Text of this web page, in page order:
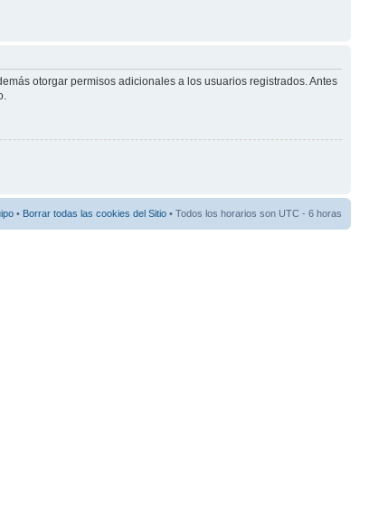
otorgar permisos adicionales a los usuarios registrados. Antes
• Borrar todas las cookies del Sitio • Todos los horarios son UTC - 6 horas